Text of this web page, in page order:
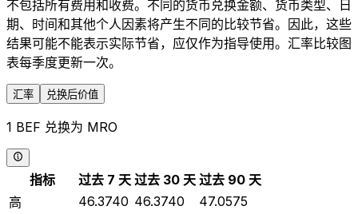
不包括所有费用和收费。不同的货币兑换金额、货币类型、日
期、时间和其他个人因素将产生不同的比较节省。因此，这些
结果可能不能表示实际节省，应仅作为指导使用。汇率比较图
表每季度更新一次。
汇率 兑换后价值
1 BEF 兑换为 MRO
指标 过去 7 天 过去 30 天 过去 90 天
高
46.3740 46.3740
47.0575